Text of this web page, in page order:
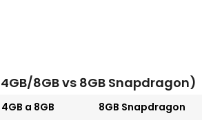
8GB vs 8GB Snapdragon)
4GB a 8GB
8GB Snapdragon